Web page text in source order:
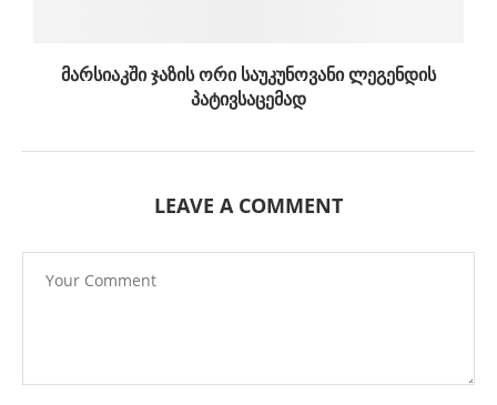
მარსიაკში ჯაზის ორი საუკუნოვანი ლეგენდის
პატივსაცემად
LEAVE A COMMENT